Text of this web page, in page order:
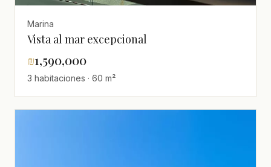
Marina
Vista al mar excepcional
₪1,590,000
3 habitaciones · 60 m²